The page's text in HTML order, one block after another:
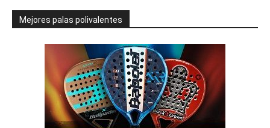
Mejores palas polivalentes